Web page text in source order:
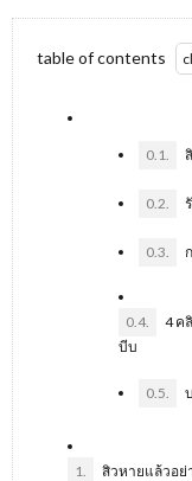
table of contents
0.1.
0.2.
0.3.
0.4.
4 ค
บีบ
0.5.
1.
สิวหายแล้วอ